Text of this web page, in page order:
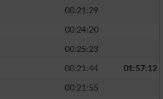
00:21:29
00:24:20
00:25:23
00:21:44
01:57:12
00:21:55